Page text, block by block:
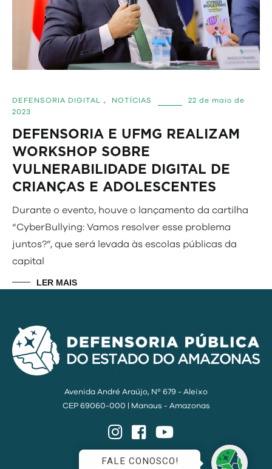
DEFENSORIA DIGITAL , NOTÍCIAS
22 de maio de
2023
DEFENSORIA E UFMG REALIZAM
WORKSHOP SOBRE
VULNERABILIDADE DIGITAL DE
CRIANÇAS E ADOLESCENTES
Durante o evento, houve o lançamento da cartilha
“CyberBullying: Vamos resolver esse problema
juntos?”, que será levada às escolas públicas da
capital
LER MAIS
Avenida André Araújo, Nº 679 - Aleixo
CEP 69060-000 | Manaus - Amazonas
InstagramFacebook
FALE CONOSCO!